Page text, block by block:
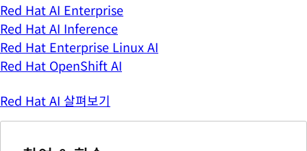
Red Hat AI Enterprise
Red Hat AI Inference
Red Hat Enterprise Linux AI
Red Hat OpenShift AI
Red Hat AI 살펴보기